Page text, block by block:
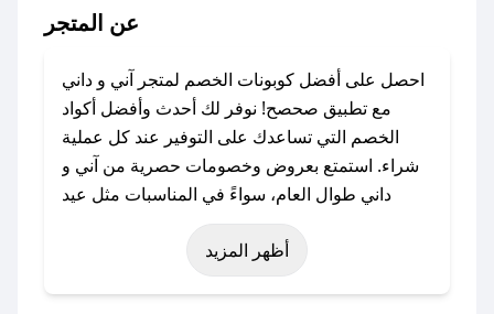
عن المتجر
احصل على أفضل كوبونات الخصم لمتجر آني و داني
مع تطبيق صحصح! نوفر لك أحدث وأفضل أكواد
الخصم التي تساعدك على التوفير عند كل عملية
شراء. استمتع بعروض وخصومات حصرية من آني و
داني طوال العام، سواءً في المناسبات مثل عيد
الفطر، عيد الأضحى، الجمعة البيضاء (شهر نوفمبر)،
رمضان، اليوم الوطني، يوم التأسيس، أو حتى عروض
أظهر المزيد